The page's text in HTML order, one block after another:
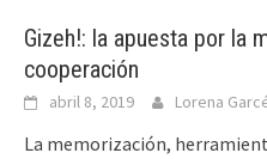
Gizeh!: la apuesta por la
cooperación
abril 8, 2019 Lorena
La memorización,